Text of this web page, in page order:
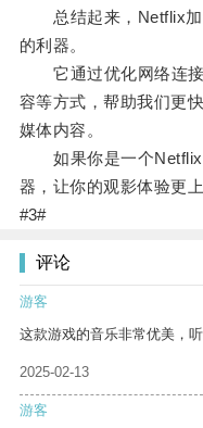
总结起来，Netflix加
的利器。
它通过优化网络连接
容等方式，帮助我们更
媒体内容。
如果你是一个Netflix
器，让你的观影体验更上
#3#
评论
游客
这款游戏的音乐非常优美，听
2025-02-13
游客